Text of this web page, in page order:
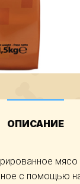
ОПИСАНИЕ
с помощью